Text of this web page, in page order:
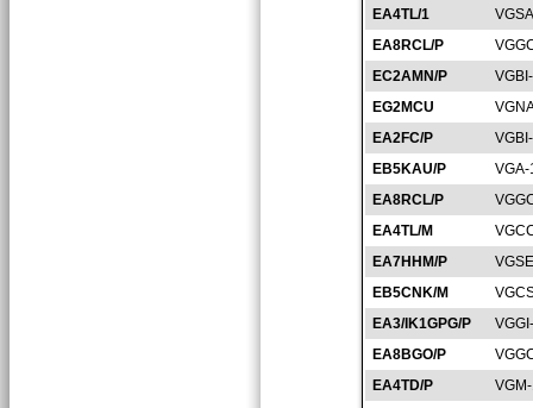
EA4TL/1
EA8RCL/P
EC2AMN/P
EG2MCU
EA2FC/P
EB5KAU/P
EA8RCL/P
EA4TL/M
EA7HHM/P
EB5CNK/M
EA3/IK1GPG/P
EA8BGO/P
EA4TD/P